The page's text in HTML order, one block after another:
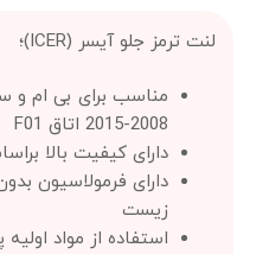
لنت ترمز جلو آیسر (ICER)؛
2008-2015 اتاق F01
دارای کیفیت بالا
دارای فرمولاسیون
زیست
استفاده از مواد